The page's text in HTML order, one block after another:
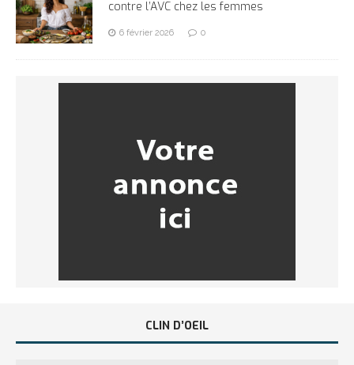
contre l’AVC chez les femmes
6 février 2026 0
CLIN D’OEIL